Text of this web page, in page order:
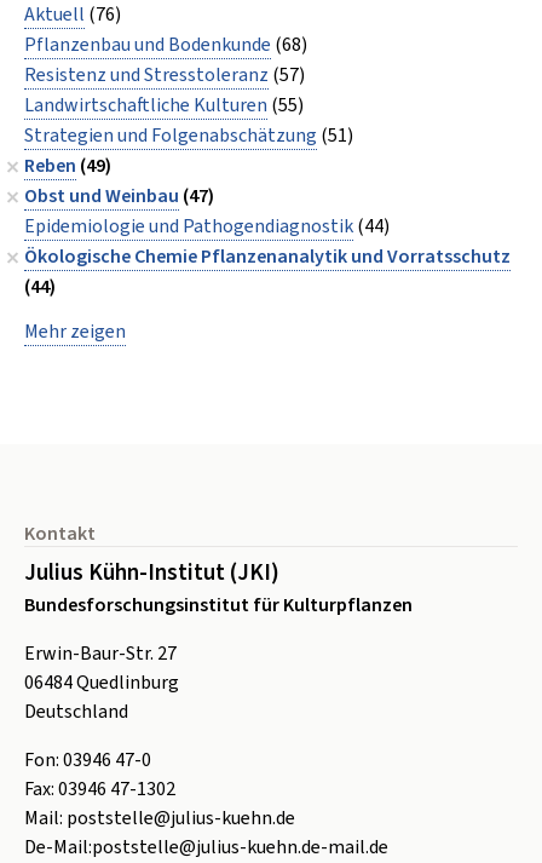
Aktuell (76)
Pflanzenbau und Bodenkunde (68)
Resistenz und Stresstoleranz (57)
Landwirtschaftliche Kulturen (55)
Strategien und Folgenabschätzung (51)
Reben (49)
Obst und Weinbau (47)
Epidemiologie und Pathogendiagnostik(44)
Ökologische Chemie Pflanzenanalytik und Vorratsschutz
(44)
Mehr zeigen
Kontakt
Julius Kühn-Institut (JKI)
Bundesforschungsinstitut für Kulturpflanzen
Erwin-Baur-Str. 27
06484Quedlinburg
Deutschland
Fon:03946 47-0
Fax:03946 47-1302
Mail: poststelle@julius-kuehn.de
De-Mail:poststelle@julius-kuehn.de-mail.de